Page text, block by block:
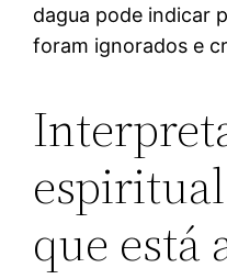
dagua pode indicar
foram ignorados e
que está